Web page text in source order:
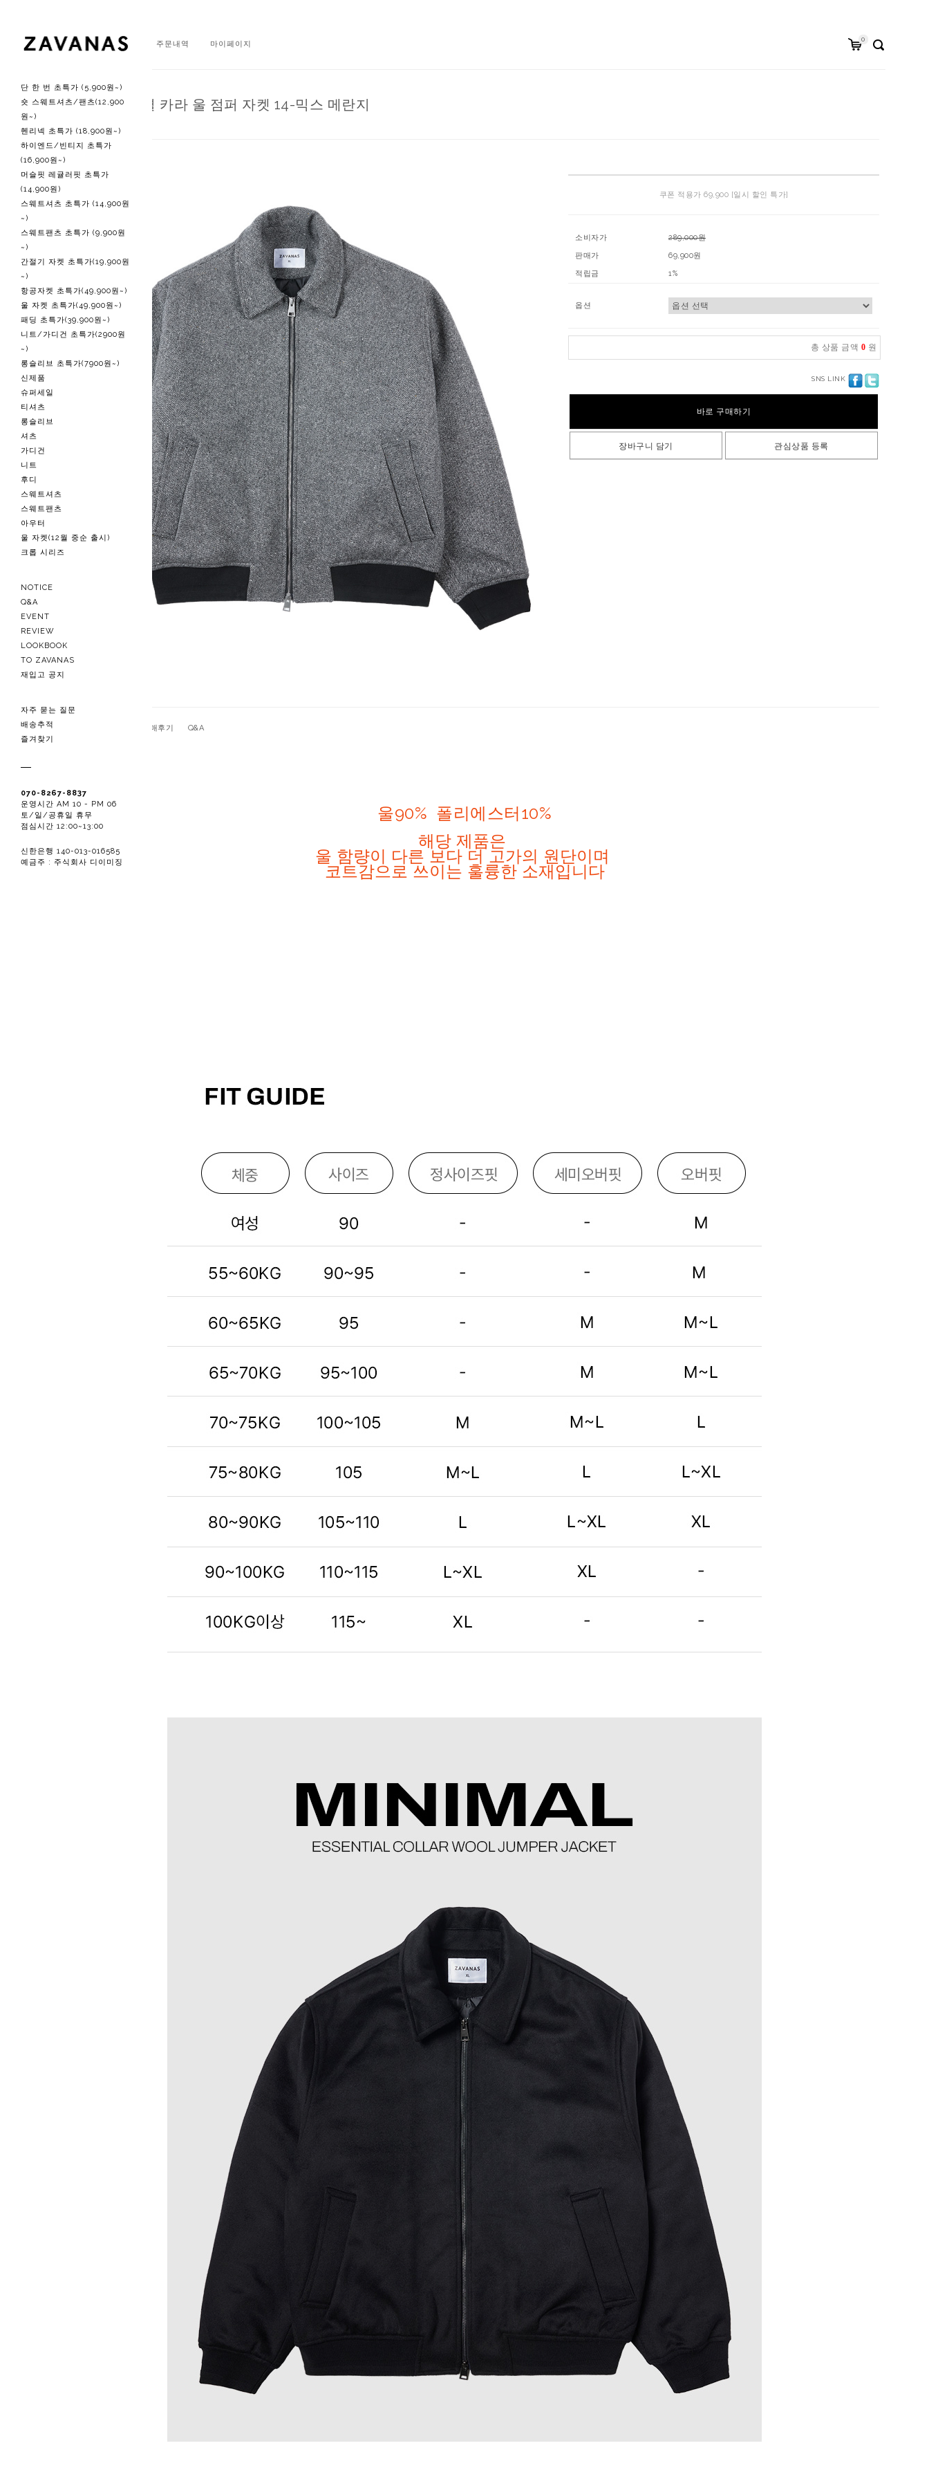
회원가입 로그인 주문내역 마이페이지
0
단 한 번 초특가 (5,900원~)
숏 스웨트셔츠/팬츠(12,900
원~)
헨리넥 초특가 (18,900원~)
하이엔드/빈티지 초특가
(16,900원~)
머슬핏 레귤러핏 초특가
(14,900원)
스웨트셔츠 초특가 (14,900원
~)
스웨트팬츠 초특가 (9,900원
~)
간절기 자켓 초특가(19,900원
~)
항공자켓 초특가(49,900원~)
울 자켓 초특가(49,900원~)
패딩 초특가(39,900원~)
니트/가디건 초특가(2900원
~)
롱슬리브 초특가(7900원~)
신제품
슈퍼세일
티셔츠
롱슬리브
셔츠
가디건
니트
후디
스웨트셔츠
스웨트팬츠
아우터
울 자켓(12월 중순 출시)
크롭 시리즈
NOTICE
Q&A
EVENT
REVIEW
LOOKBOOK
TO ZAVANAS
재입고 공지
자주 묻는 질문
배송추적
즐겨찾기
070-8267-8837
운영시간 AM 10 - PM 06
토/일/공휴일 휴무
점심시간 12:00~13:00
신한은행 140-013-016585
예금주 : 주식회사 디이미징
미니멀 에센셜 카라 울 점퍼 자켓 14-믹스 메란지
쿠폰 적용가 69,900 [일시 할인 특가]
소비자가
289,000원
판매가
69,900원
적립금
1%
옵션
총 상품 금액 0 원
SNS LINK
바로 구매하기
장바구니 담기 관심상품 등록
관련상품 구매후기 Q&A
울90% 폴리에스터10%
해당 제품은
울 함량이 다른 보다 더 고가의 원단이며
코트감으로 쓰이는 훌륭한 소재입니다